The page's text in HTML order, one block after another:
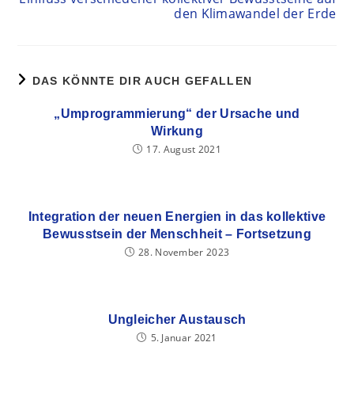
den Klimawandel der Erde
DAS KÖNNTE DIR AUCH GEFALLEN
„Umprogrammierung“ der Ursache und
Wirkung
17. August 2021
Integration der neuen Energien in das kollektive
Bewusstsein der Menschheit – Fortsetzung
28. November 2023
Ungleicher Austausch
5. Januar 2021